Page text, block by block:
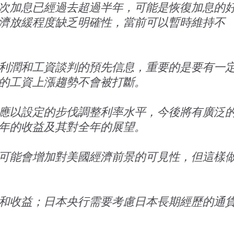
加息已經過去超過半年，可能是恢復加息的
放緩程度缺乏明確性，當前可以暫時維持不
潤和工資談判的預先信息，重要的是要有一
工資上漲趨勢不會被打斷。
以設定的步伐調整利率水平，今後將有廣泛
的收益及其對全年的展望。
能會增加對美國經濟前景的可見性，但這樣
收益；日本央行需要考慮日本長期經歷的通